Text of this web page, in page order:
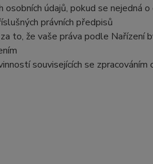
údajů, pokud se nejedná
právních předpisů
to, že vaše práva podle Nařízení
souvisejících se